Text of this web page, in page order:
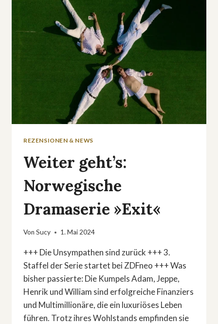
REZENSIONEN & NEWS
Weiter geht’s:
Norwegische
Dramaserie »Exit«
Von Sucy 1. Mai 2024
+++ Die Unsympathen sind zurück +++ 3.
Staffel der Serie startet bei ZDFneo +++ Was
bisher passierte: Die Kumpels Adam, Jeppe,
Henrik und William sind erfolgreiche Finanziers
und Multimillionäre, die ein luxuriöses Leben
führen. Trotz ihres Wohlstands empfinden sie